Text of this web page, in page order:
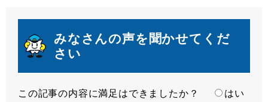
みなさんの声を聞かせてくだ
さい
満
この記事の内容に満足はできましたか？
はい